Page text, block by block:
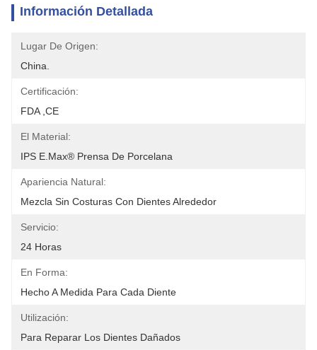
Información Detallada
Lugar De Origen:
China.
Certificación:
FDA ,CE
El Material:
IPS E.max® Prensa De Porcelana
Apariencia Natural:
Mezcla Sin Costuras Con Dientes Alrededor
Servicio:
24 Horas
En Forma:
Hecho A Medida Para Cada Diente
Utilización:
Para Reparar Los Dientes Dañados